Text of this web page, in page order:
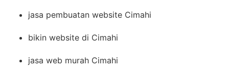
jasa pembuatan website Cimahi
bikin website di Cimahi
jasa web murah Cimahi